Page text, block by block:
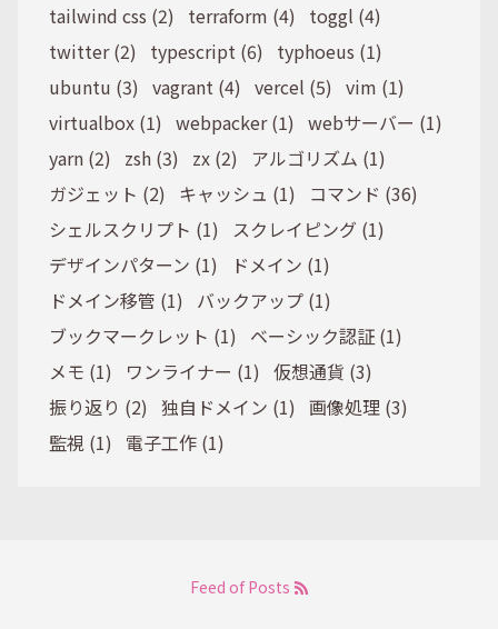
tailwind css (2)
terraform (4)
toggl (4)
twitter (2)
typescript (6)
typhoeus (1)
ubuntu (3) vagrant (4) vercel (5) vim (1)
virtualbox (1) webpacker (1) webサーバー (1)
yarn (2)
zsh (3) zx (2)
アルゴリズム (1)
ガジェット (2)
キャッシュ (1)
コマンド (36)
シェルスクリプト (1)
スクレイピング (1)
デザインパターン (1)
ドメイン (1)
ドメイン移管 (1)
バックアップ (1)
ブックマークレット (1)
ベーシック認証 (1)
メモ (1)
ワンライナー (1) 仮想通貨 (3)
振り返り (2)
独自ドメイン (1) 画像処理 (3)
監視 (1)
電子工作 (1)
Feed of Posts